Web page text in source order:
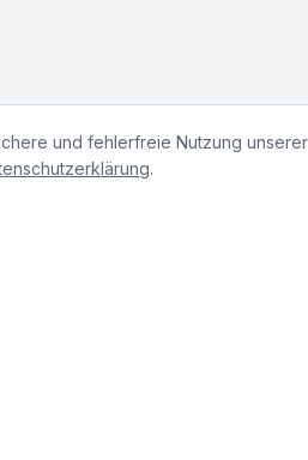
und fehlerfreie Nutzung
.